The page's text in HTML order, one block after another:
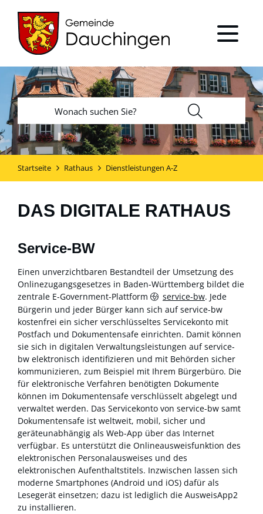
Startseite Rathaus Dienstleistungen A-Z
DAS DIGITALE RATHAUS
Service-BW
Einen unverzichtbaren Bestandteil der Umsetzung des
Onlinezugangsgesetzes in Baden-Württemberg bildet die
zentrale E-Government-Plattform
service-bw. Jede
Bürgerin und jeder Bürger kann sich auf service-bw
kostenfrei ein sicher verschlüsseltes Servicekonto mit
Postfach und Dokumentensafe einrichten. Damit können
sie sich in digitalen Verwaltungsleistungen auf service-
bw elektronisch identifizieren und mit Behörden sicher
kommunizieren, zum Beispiel mit Ihrem Bürgerbüro. Die
für elektronische Verfahren benötigten Dokumente
können im Dokumentensafe verschlüsselt abgelegt und
verwaltet werden. Das Servicekonto von service-bw samt
Dokumentensafe ist weltweit, mobil, sicher und
geräteunabhängig als Web-App über das Internet
verfügbar. Es unterstützt die Onlineausweisfunktion des
elektronischen Personalausweises und des
elektronischen Aufenthaltstitels. Inzwischen lassen sich
moderne Smartphones (Android und iOS) dafür als
Lesegerät einsetzen; dazu ist lediglich die AusweisApp2
zu installieren.